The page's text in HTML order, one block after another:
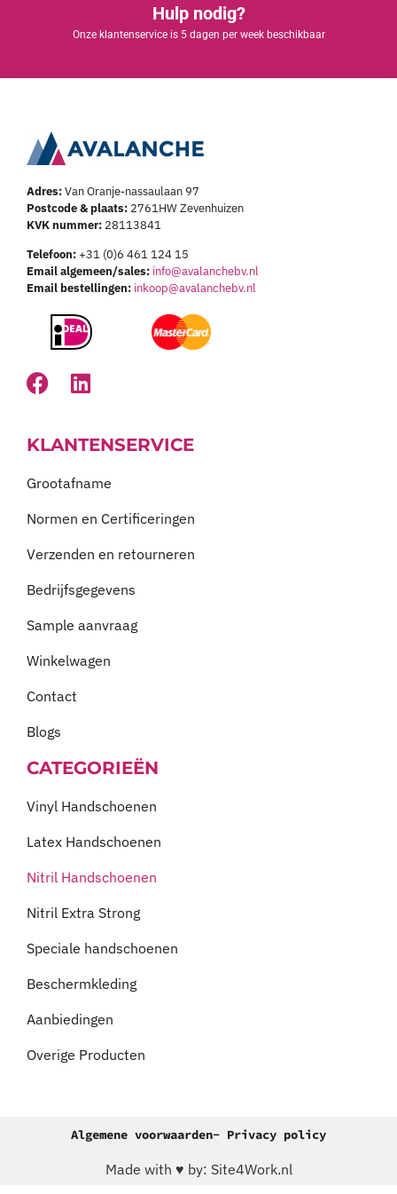
Hulp nodig?
Onze klantenservice is 5 dagen per week beschikbaar
Adres:Van Oranje-nassaulaan 97
Postcode & plaats: 2761HW Zevenhuizen
KVK nummer: 28113841
Telefoon:+31 (0)6 461 124 15
Email algemeen/sales: info@avalanchebv.nl
Email bestellingen: inkoop@avalanchebv.nl
KLANTENSERVICE
Grootafname
Normen en Certificeringen
Verzenden en retourneren
Bedrijfsgegevens
Sample aanvraag
Winkelwagen
Contact
Blogs
CATEGORIEËN
Vinyl Handschoenen
Latex Handschoenen
Nitril Handschoenen
Nitril Extra Strong
Speciale handschoenen
Beschermkleding
Aanbiedingen
Overige Producten
Algemene voorwaarden- Privacy policy
Made with ♥ by: Site4Work.nl